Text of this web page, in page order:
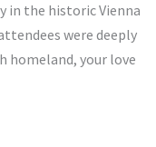
in the historic Vienna
were deeply
homeland, your love